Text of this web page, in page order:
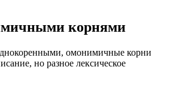
корнями
омонимичные корни
но разное лексическое